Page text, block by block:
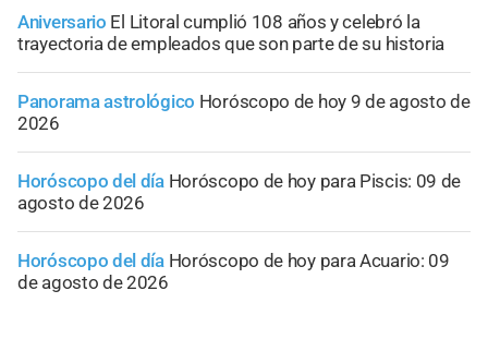
Aniversario El Litoral cumplió 108 años y celebró la
trayectoria de empleados que son parte de su historia
Panorama astrológico Horóscopo de hoy 9 de agosto de
2026
Horóscopo del día Horóscopo de hoy para Piscis: 09 de
agosto de 2026
Horóscopo del día Horóscopo de hoy para Acuario: 09
de agosto de 2026